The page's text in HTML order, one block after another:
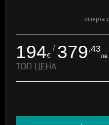
оферта
194€
/ 379.43
лв.
ТОП ЦЕНА